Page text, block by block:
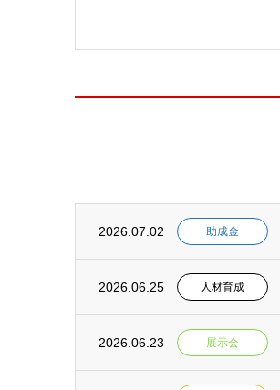
2026.07.02 助成金
2026.06.25 人材育成
2026.06.23 展示会